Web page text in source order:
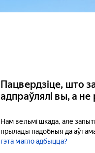
Пацвердзіце, што
адпраўлялі вы, а не
Нам вельмі шкада, але
прылады падобныя да
гэта магло адбыцца?